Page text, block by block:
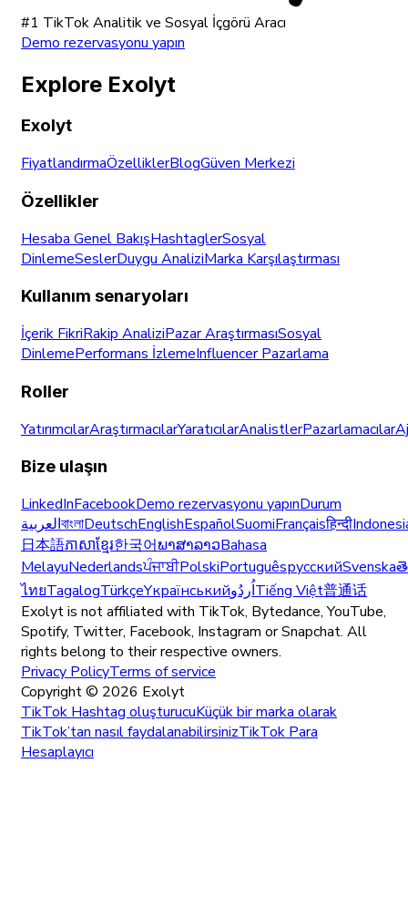
#1 TikTok Analitik ve Sosyal İçgörü Aracı
Demo rezervasyonu yapın
Explore Exolyt
Exolyt
FiyatlandırmaÖzelliklerBlogGüven Merkezi
Özellikler
Hesaba Genel BakışHashtaglerSosyal
DinlemeSeslerDuygu AnaliziMarka Karşılaştırması
Kullanım senaryoları
İçerik FikriRakip AnaliziPazar AraştırmasıSosyal
DinlemePerformans İzlemeInfluencer Pazarlama
Roller
YatırımcılarAraştırmacılarYaratıcılarAnalistlerPazarlamacılar
Bize ulaşın
LinkedInFacebookDemo rezervasyonu yapınDurum
العربيةবাংলাDeutschEnglishEspañolSuomiFrançaisहिन्दी
日本語ភាសាខ្មែរ한국어ພາສາລາວBahasa
MelayuNederlandsਪੰਜਾਬੀPolskiPortuguêsрусскийSvenska
ไทยTagalogTürkçeYкраїнськийاُردُوTiếng Việt普通话
Exolyt is not affiliated with TikTok, Bytedance, YouTube,
Spotify, Twitter, Facebook, Instagram or Snapchat. All
rights belong to their respective owners.
Privacy PolicyTerms of service
Copyright © 2026 Exolyt
TikTok Hashtag oluşturucuKüçük bir marka olarak
TikTok’tan nasıl faydalanabilirsinizTikTok Para
Hesaplayıcı